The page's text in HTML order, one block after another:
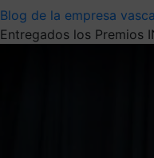
Blog de la empresa vasca
Entregados los Premios